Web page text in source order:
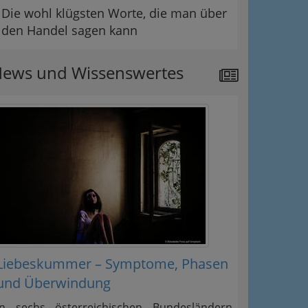
Die wohl klügsten Worte, die man über
den Handel sagen kann
und Wissenswertes
– Symptome, Phasen
Überwindung